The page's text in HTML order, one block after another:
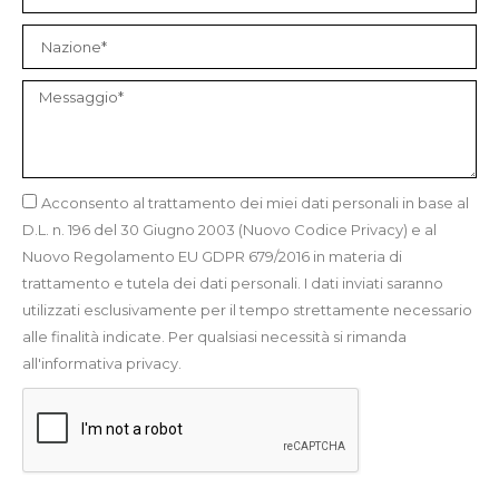
Acconsento al trattamento dei miei dati personali in base al
D.L. n. 196 del 30 Giugno 2003 (Nuovo Codice Privacy) e al
Nuovo Regolamento EU GDPR 679/2016 in materia di
trattamento e tutela dei dati personali. I dati inviati saranno
utilizzati esclusivamente per il tempo strettamente necessario
alle finalità indicate. Per qualsiasi necessità si rimanda
all'informativa privacy.